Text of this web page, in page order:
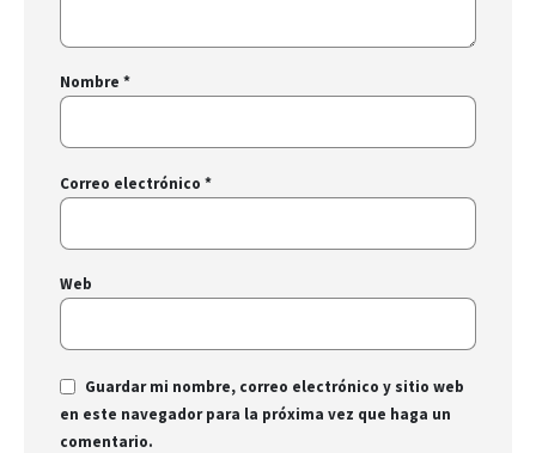
Nombre *
Correo electrónico *
Web
Guardar mi nombre, correo electrónico y sitio web
en este navegador para la próxima vez que haga un
comentario.